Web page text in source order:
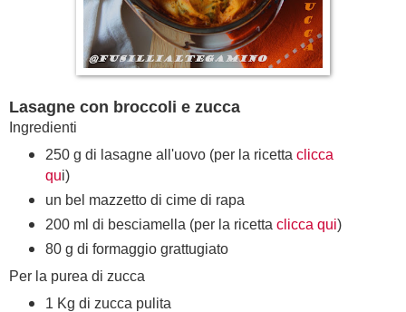
Lasagne con broccoli e zucca
Ingredienti
250 g di lasagne all'uovo (per la ricetta clicca
qui)
un bel mazzetto di cime di rapa
200 ml di besciamella (per la ricetta clicca qui)
80 g di formaggio grattugiato
Per la purea di zucca
1 Kg di zucca pulita